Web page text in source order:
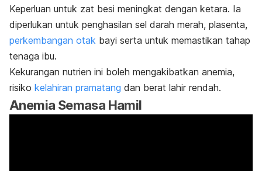
Keperluan untuk zat besi meningkat dengan ketara. Ia
diperlukan untuk penghasilan sel darah merah, plasenta,
perkembangan otak bayi serta untuk memastikan tahap
tenaga ibu.
Kekurangan nutrien ini boleh mengakibatkan anemia,
risiko kelahiran pramatang dan berat lahir rendah.
Anemia Semasa Hamil